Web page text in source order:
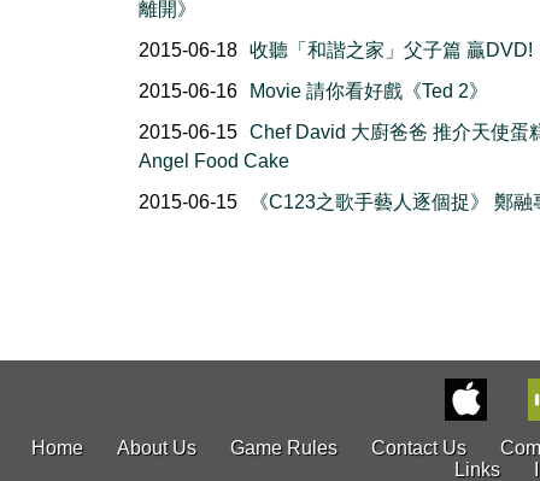
離開》
2015-06-18 收聽「和諧之家」父子篇 贏DVD!
2015-06-16
Movie 請你看好戲《Ted 2》
2015-06-15 Chef David 大廚爸爸 推介天使蛋
Angel Food Cake
2015-06-15
《C123之歌手藝人逐個捉》 鄭融
Home About Us Game Rules Contact Us
Links